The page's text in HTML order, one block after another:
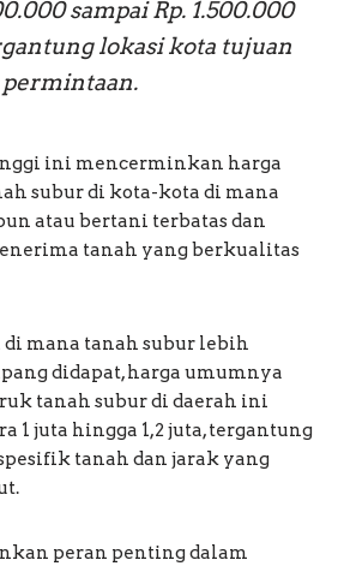
sampai Rp. 1.500.000
lokasi kota tujuan
ini mencerminkan harga
subur di kota-kota di mana
atau bertani terbatas dan
tanah yang berkualitas
di mana tanah subur lebih
didapat, harga umumnya
tanah subur di daerah ini
1 juta hingga 1,2 juta, tergantung
tanah dan jarak yang
peran penting dalam